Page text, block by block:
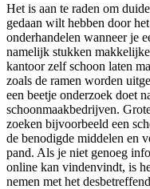
Het is aan te raden om
gedaan wilt hebben door
onderhandelen wanneer je
namelijk stukken
kantoor zelf schoon laten
zoals de ramen worden
een beetje onderzoek doet
schoonmaakbedrijven.
zoeken bijvoorbeeld een
de benodigde middelen en
pand. Als je niet genoeg
online kan vindenvindt, is
nemen met het